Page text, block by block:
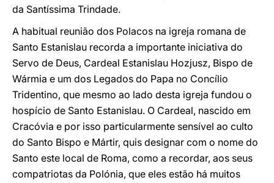
da Santíssima Trindade.
A habitual reunião dos Polacos na igreja romana de
Santo Estanislau recorda a importante iniciativa do
Servo de Deus, Cardeal Estanislau Hozjusz, Bispo de
Wármia e um dos Legados do Papa no Concílio
Tridentino, que mesmo ao lado desta igreja fundou o
hospício de Santo Estanislau. O Cardeal, nascido em
Cracóvia e por isso particularmente sensível ao culto
do Santo Bispo e Mártir, quis designar com o nome do
Santo este local de Roma, como a recordar, aos seus
compatriotas da Polónia, que eles estão há muitos